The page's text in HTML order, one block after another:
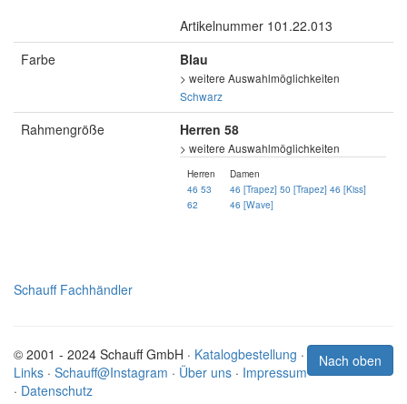
Artikelnummer 101.22.013
Farbe
Blau
> weitere Auswahlmöglichkeiten
Schwarz
Rahmengröße Herren 58
> weitere Auswahlmöglichkeiten
Herren
46 53
62
Damen
46 [Trapez] 50 [Trapez] 46 [Kiss]
46 [Wave]
Schauff Fachhändler
Nach oben
© 2001 - 2024 Schauff GmbH · Katalogbestellung ·
Links · Schauff@Instagram · Über uns · Impressum
· Datenschutz